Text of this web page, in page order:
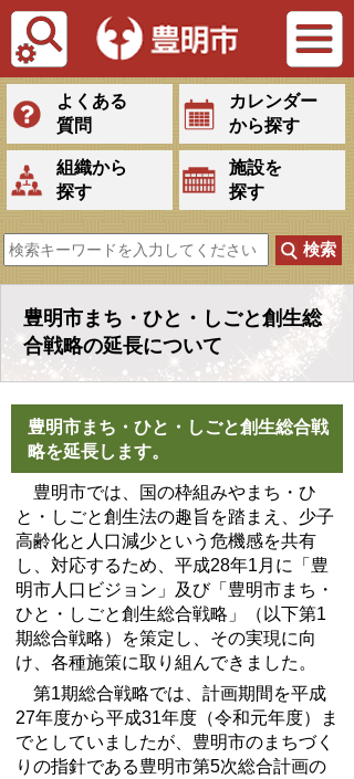
Tiếng Việt
よくある
質問
カレンダー
から探す
組織から
探す
施設を
探す
豊明市まち・ひと・しごと創生総
合戦略の延長について
豊明市まち・ひと・しごと創生総合戦
略を延長します。
豊明市では、国の枠組みやまち・ひ
と・しごと創生法の趣旨を踏まえ、少子
高齢化と人口減少という危機感を共有
し、対応するため、平成28年1月に「豊
明市人口ビジョン」及び「豊明市まち・
ひと・しごと創生総合戦略」（以下第1
期総合戦略）を策定し、その実現に向
け、各種施策に取り組んできました。
第1期総合戦略では、計画期間を平成
27年度から平成31年度（令和元年度）ま
でとしていましたが、豊明市のまちづく
りの指針である豊明市第5次総合計画の